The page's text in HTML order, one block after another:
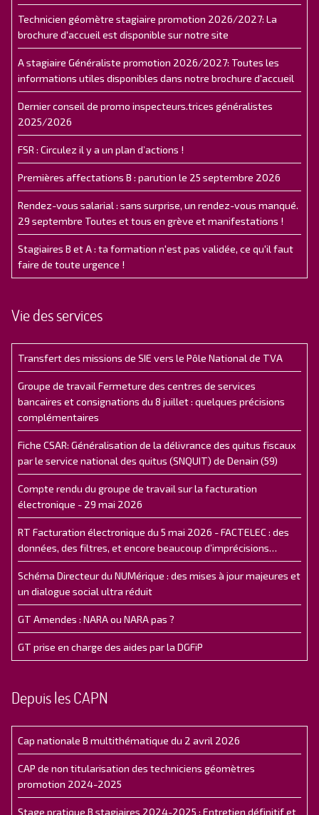
Technicien géomètre stagiaire promotion 2026/2027: La
brochure d'accueil est disponible sur notre site
A stagiaire Généraliste promotion 2026/2027: Toutes les
informations utiles disponibles dans notre brochure d'accueil
Dernier conseil de promo inspecteurs.trices généralistes
2025/2026
FSR : Circulez il y a un plan d’actions !
Premières affectations B : parution le 25 septembre 2026
Rendez-vous salarial : sans surprise, un rendez-vous manqué.
29 septembre Toutes et tous en grève et manifestations !
Stagiaires B et A : ta formation n'est pas validée, ce qu'il faut
faire de toute urgence !
Vie des services
Transfert des missions de SIE vers le Pôle National de TVA
Groupe de travail Fermeture des centres de services
bancaires et consignations du 8 juillet : quelques précisions
complémentaires
Fiche CSAR: Généralisation de la délivrance des quitus fiscaux
par le service national des quitus (SNQUIT) de Denain (59)
Compte rendu du groupe de travail sur la facturation
électronique - 29 mai 2026
RT Facturation électronique du 5 mai 2026 - FACTELEC : des
données, des filtres, et encore beaucoup d’imprécisions…
Schéma Directeur du NUMérique : des mises à jour majeures et
un dialogue social ultra réduit
GT Amendes : NARA ou NARA pas ?
GT prise en charge des aides par la DGFiP
Depuis les CAPN
Cap nationale B multithématique du 2 avril 2026
CAP de non titularisation des techniciens géomètres
promotion 2024-2025
Stage pratique B stagiaires 2024-2025 : Entretien définitif et